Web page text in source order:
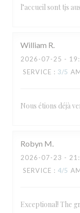
l’accueil sont tjs
William R
2026-07-25 -
SERVICE : 3/5
Nous étions déjà
Robyn M
2026-07-23 -
SERVICE : 4/5
Exceptional! The